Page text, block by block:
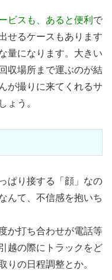
ビスも、あると便利 で
せるケースもあります
量になります。大きい
収場所まで運ぶのが結
が撮りに来てくれるサ
ょう。
ぱり接する「顔」なの
んて、不信感を抱いち
か打ち合わせが電話等
越の際にトラックをど
りの日程調整とか。